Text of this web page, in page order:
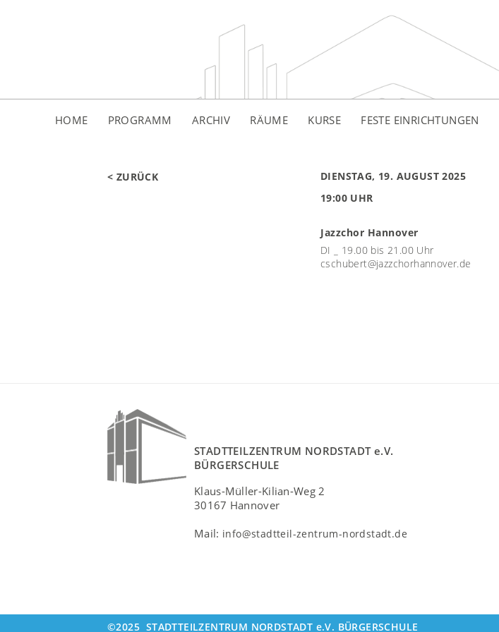
HOME PROGRAMM ARCHIV RÄUME KURSE FESTE EINRICHTUNGEN
< ZURÜCK
DIENSTAG, 19. AUGUST 2025
19:00 UHR
Jazzchor Hannover
DI _ 19.00 bis 21.00 Uhr
cschubert@jazzchorhannover.de
STADTTEILZENTRUM NORDSTADT e.V.
BÜRGERSCHULE
Klaus-Müller-Kilian-Weg 2
30167 Hannover
Mail: info@stadtteil-zentrum-nordstadt.de
©2025 STADTTEILZENTRUM NORDSTADT e.V. BÜRGERSCHULE